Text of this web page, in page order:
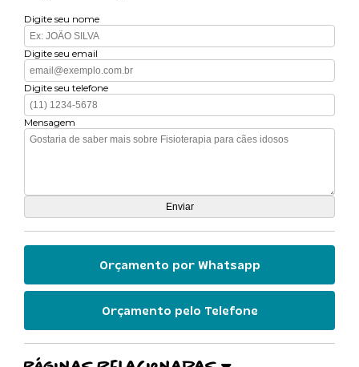
Digite seu nome
Digite seu email
Digite seu telefone
Mensagem
Orçamento por Whatsapp
Orçamento pelo Telefone